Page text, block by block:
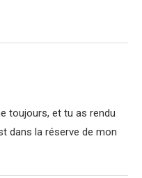
toujours, et tu as rendu
dans la réserve de mon